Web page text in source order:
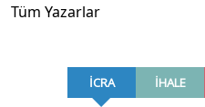
Tüm Yazarlar